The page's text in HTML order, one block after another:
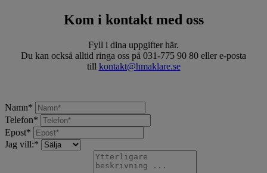
Kom i kontakt med oss
Fyll i dina uppgifter här.
Du kan också alltid ringa oss på 031-775 90 80 eller e-posta
till kontakt@hmaklare.se
Namn*
Telefon*
Epost*
Jag vill:*